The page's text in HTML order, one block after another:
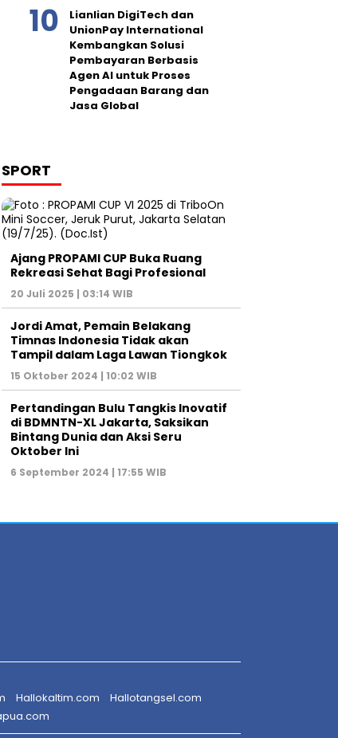
Lianlian DigiTech dan
UnionPay International
Kembangkan Solusi
Pembayaran Berbasis
Agen AI untuk Proses
Pengadaan Barang dan
Jasa Global
SPORT
Ajang PROPAMI CUP Buka Ruang
Rekreasi Sehat Bagi Profesional
20 Juli 2025 | 03:14 WIB
Jordi Amat, Pemain Belakang
Timnas Indonesia Tidak akan
Tampil dalam Laga Lawan Tiongkok
15 Oktober 2024 | 10:02 WIB
Pertandingan Bulu Tangkis Inovatif
di BDMNTN-XL Jakarta, Saksikan
Bintang Dunia dan Aksi Seru
Oktober Ini
6 September 2024 | 17:55 WIB
Hallokaltim.com
Hallotangsel.com